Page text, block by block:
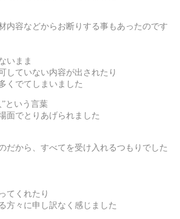
内容などからお断りする事もあったのです
いまま
していない内容が出されたり
くでてしまいました
という言葉
面でとりあげられました
だから、すべてを受け入れるつもりでした
てくれたり
方々に申し訳なく感じました